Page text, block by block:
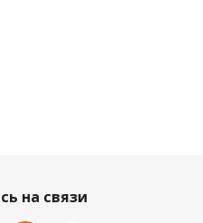
на связи